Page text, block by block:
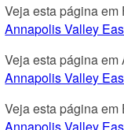
Veja esta página em
Annapolis Valley
Veja esta página em
Annapolis Valley
Veja esta página em
Annapolis Valley